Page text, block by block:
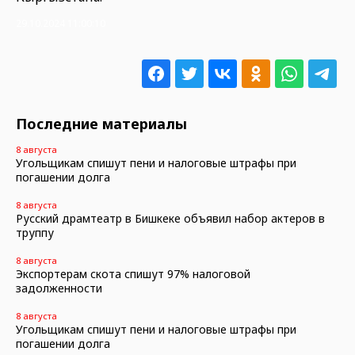
Последние материалы
8 августа
Угольщикам спишут пени и налоговые штрафы при
погашении долга
8 августа
Русский драмтеатр в Бишкеке объявил набор актеров в
труппу
8 августа
Экспортерам скота спишут 97% налоговой
задолженности
8 августа
Угольщикам спишут пени и налоговые штрафы при
погашении долга